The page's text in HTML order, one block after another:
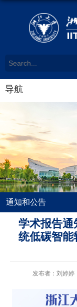
导航
通知和公告
学术报告通
统低碳智
发布者：刘婷婷